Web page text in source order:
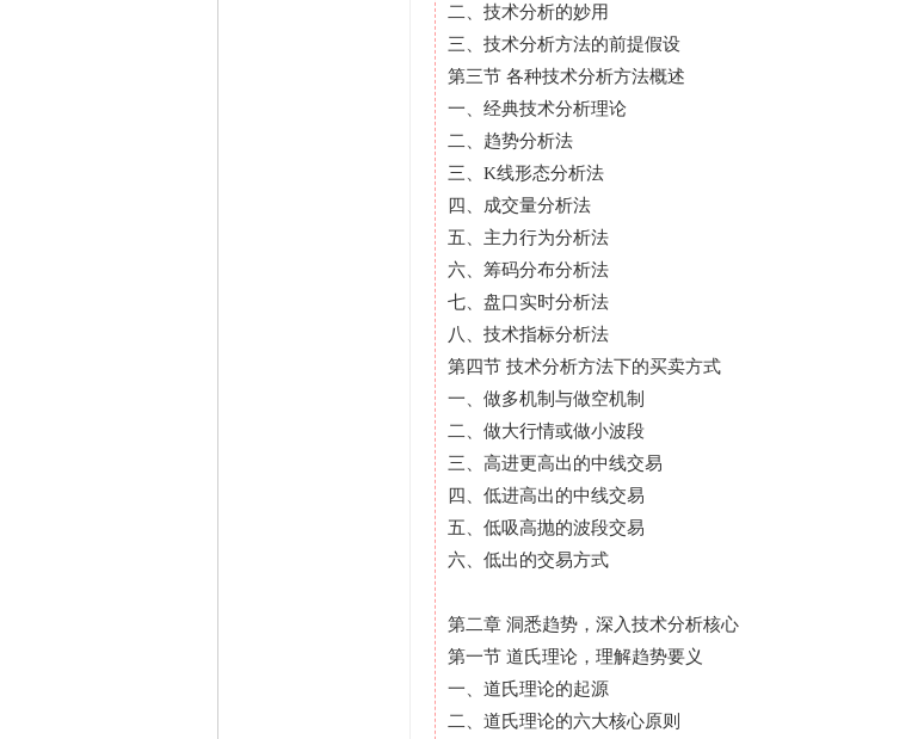
二、技术分析的妙用
三、技术分析方法的前提假设
第三节 各种技术分析方法概述
一、经典技术分析理论
二、趋势分析法
三、K线形态分析法
四、成交量分析法
五、主力行为分析法
六、筹码分布分析法
七、盘口实时分析法
八、技术指标分析法
第四节 技术分析方法下的买卖方式
一、做多机制与做空机制
二、做大行情或做小波段
三、高进更高出的中线交易
四、低进高出的中线交易
五、低吸高抛的波段交易
六、低出的交易方式
第二章 洞悉趋势，深入技术分析核心
第一节 道氏理论，理解趋势要义
一、道氏理论的起源
二、道氏理论的六大核心原则